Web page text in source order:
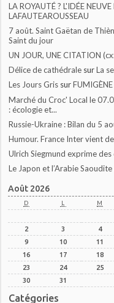
LA ROYAUTÉ ? L'IDÉE NEUVE
LAFAUTEAROUSSEAU
7 août. Saint Gaëtan de
Saint du jour
UN JOUR, UNE CITATION
Délice de cathédrale surLa
Les Jours Gris sur
Marché du Croc' Local le
: écologie et...
Russie-Ukraine : Bilan du 5
Humour. France Inter vient
Ulrich Siegmund exprime
Le Japon et l’Arabie
Août 2026
D L M
2
3 4
9
10 11
16
17 18
23
24 25
30
31
Catégories